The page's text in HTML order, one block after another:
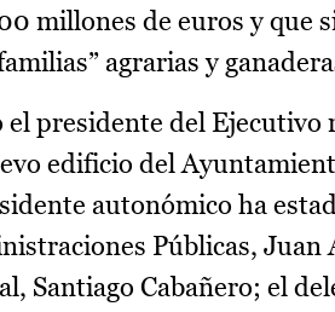
millones de euros y que
agrarias y
el presidente del
edificio del
autonómico ha
Públicas,
Santiago Cabañero; el